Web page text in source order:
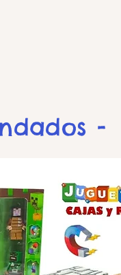
-